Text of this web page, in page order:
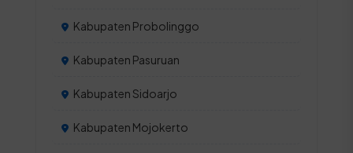
Kabupaten Probolinggo
Kabupaten Pasuruan
Kabupaten Sidoarjo
Kabupaten Mojokerto